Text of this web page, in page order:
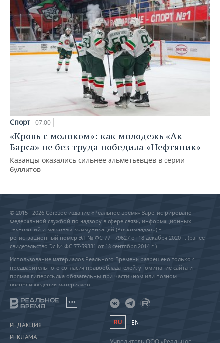
Спорт 07:00
«Кровь с молоком»: как молодежь «Ак
Барса» не без труда победила «Нефтяник»
Казанцы оказались сильнее альметьевцев в серии
буллитов
© 2015 - 2026 Сетевое издание «Реальное время» Зарегистрировано
Федеральной службой по надзору в сфере связи, информационных
технологий и массовых коммуникаций (Роскомнадзор) –
регистрационный номер ЭЛ № ФС 77 - 79627 от 18 декабря 2020 г. (ранее
свидетельство Эл № ФС 77-59331 от 18 сентября 2014 г.)
Использование материалов Реального Времени разрешено только с
предварительного согласия правообладателей, упоминание сайта и
прямая гиперссылка обязательны при частичном или полном
воспроизведении материалов.
18+
РЕДАКЦИЯ
РЕКЛАМА
RU EN